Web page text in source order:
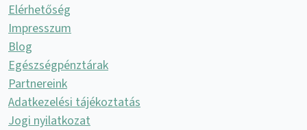
Elérhetőség
Impresszum
Blog
Egészségpénztárak
Partnereink
Adatkezelési tájékoztatás
Jogi nyilatkozat